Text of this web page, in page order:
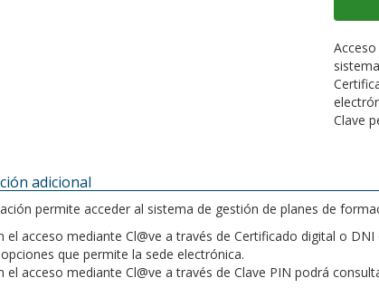
Clave
adicional
permite acceder al sistema de gestión de planes de
el acceso mediante Cl@ve a través de Certificado digital o
que permite la sede electrónica.
el acceso mediante Cl@ve a través de Clave PIN podrá